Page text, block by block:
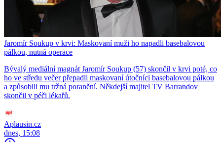
Jaromír Soukup v krvi: Maskovaní muži ho napadli basebalovou
pálkou, nutná operace
Bývalý mediální magnát Jaromír Soukup (57) skončil v krvi poté, co
ho ve středu večer přepadli maskovaní útočníci basebalovou pálkou
a způsobili mu tržná poranění. Někdejší majitel TV Barrandov
skončil v péči lékařů.
Aplausin.cz
dnes, 15:08